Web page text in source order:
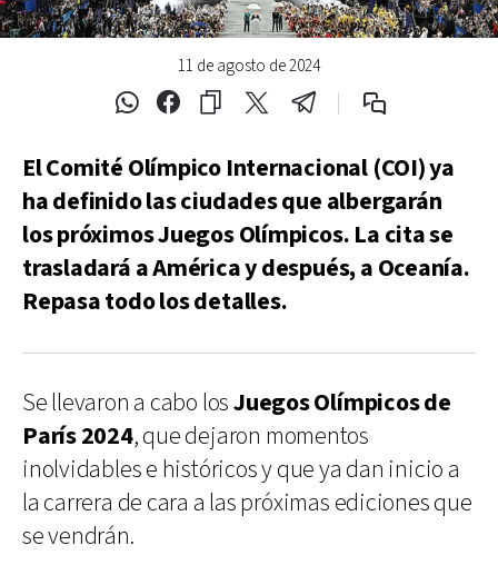
11 de agosto de 2024
El Comité Olímpico Internacional (COI) ya
ha definido las ciudades que albergarán
los próximos Juegos Olímpicos. La cita se
trasladará a América y después, a Oceanía.
Repasa todo los detalles.
Se llevaron a cabo losJuegos Olímpicos de
París 2024, que dejaron momentos
inolvidables e históricos y que ya dan inicio a
la carrera de cara a las próximas ediciones que
se vendrán.